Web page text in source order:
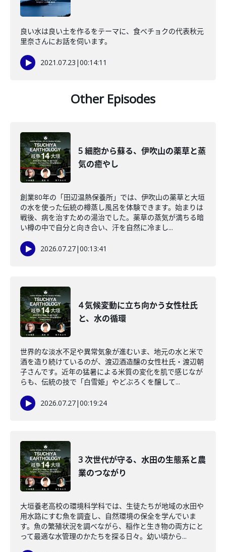
良い水は良い土を作るをテーマに、食べチョクの代表秋元
里奈さんにお話を伺います。
2021.07.23 |00:14:11
Other Episodes
5 細胞から蘇る、伊吹山の薬草と蒸
気の癒やし
創業80年の「田辺温熱保養所」では、伊吹山の薬草と大垣
の水を使った伝統の樽蒸し風呂を体験できます。始まりは
戦後、病を治すための湯治でした。薬草の蒸気が満ちる暗
い樽の中で自分と向き合い、汗を自然に冷まし...
2026.07.27|00:13:41
4 気候変動に立ち向かう女性杜氏
と、水の循環
世界的な淡水不足や異常気象が進むいま、地元の水と米で
酒を造り続けているのが、渡辺酒造醸の女性杜氏・渡辺朝
子さんです。近年の猛暑による米質の変化を肌で感じなが
らも、伝統の技で「白雪姫」やどぶろくを醸して...
2026.07.27|00:19:24
3 次世代が守る、水田の生態系と農
業のつながり
大垣養老高校の環境科学科では、生徒たちが地域の水田や
用水路にすむ魚を調査し、自然環境の保全を学んでいま
す。魚の繁殖状況を調べながら、稲作と生き物の両方にと
って最適な水管理のかたちを探る日々。幼い頃から...